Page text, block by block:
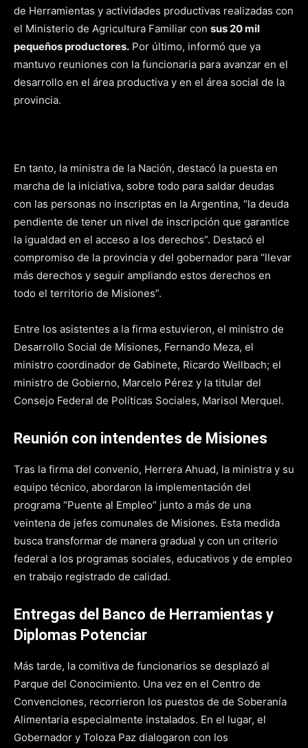
de Herramientas y actividades productivas realizadas con
el Ministerio de Agricultura Familiar con sus 20 mil
pequeños productores. Por último, informó que ya
mantuvo reuniones con la funcionaria para avanzar en el
desarrollo en el área productiva y en el área social de la
provincia.
En tanto, la ministra de la Nación, destacó la puesta en
marcha de la iniciativa, sobre todo para saldar deudas
con las personas no inscriptas en la Argentina, “la deuda
pendiente de tener un nivel de inscripción que garantice
la igualdad en el acceso a los derechos”. Destacó el
compromiso de la provincia y del gobernador para “llevar
más derechos y seguir ampliando estos derechos en
todo el territorio de Misiones”.
Entre los asistentes a la firma estuvieron, el ministro de
Desarrollo Social de Misiones, Fernando Meza, el
ministro coordinador de Gabinete, Ricardo Wellbach; el
ministro de Gobierno, Marcelo Pérez y la titular del
Consejo Federal de Políticas Sociales, Marisol Merquel.
Reunión con intendentes de Misiones
Tras la firma del convenio, Herrera Ahuad, la ministra y su
equipo técnico, abordaron la implementación del
programa “Puente al Empleo” junto a más de una
veintena de jefes comunales de Misiones. Esta medida
busca transformar de manera gradual y con un criterio
federal a los programas sociales, educativos y de empleo
en trabajo registrado de calidad.
Entregas del Banco de Herramientas y
Diplomas Potenciar
Más tarde, la comitiva de funcionarios se desplazó al
Parque del Conocimiento. Una vez en el Centro de
Convenciones, recorrieron los puestos de de Soberanía
Alimentaria especialmente instalados. En el lugar, el
Gobernador y Toloza Paz dialogaron con los